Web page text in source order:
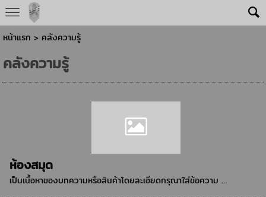
หน้าแรก > คลังความรู้
คลังความรู้
ห้องสมุด
เป็นเนื้อหาของบทความหรือสินค้าโดยละเอียดกรุณาใส่ข้อความ …